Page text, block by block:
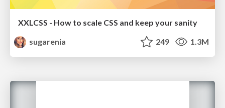
XXLCSS - How to scale CSS and keep your sanity
sugarenia
249 1.3M